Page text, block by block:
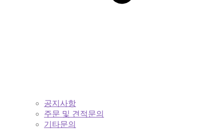
공지사항
주문 및 견적문의
기타문의